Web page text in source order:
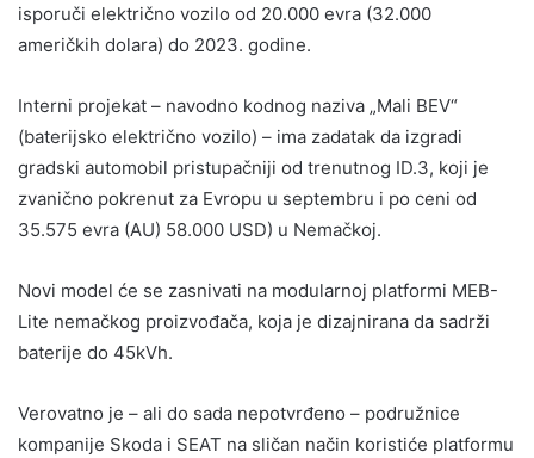
isporuči električno vozilo od 20.000 evra (32.000
američkih dolara) do 2023. godine.
Interni projekat – navodno kodnog naziva „Mali BEV“
(baterijsko električno vozilo) – ima zadatak da izgradi
gradski automobil pristupačniji od trenutnog ID.3, koji je
zvanično pokrenut za Evropu u septembru i po ceni od
35.575 evra (AU) 58.000 USD) u Nemačkoj.
Novi model će se zasnivati na modularnoj platformi MEB-
Lite nemačkog proizvođača, koja je dizajnirana da sadrži
baterije do 45kVh.
Verovatno je – ali do sada nepotvrđeno – podružnice
kompanije Skoda i SEAT na sličan način koristiće platformu